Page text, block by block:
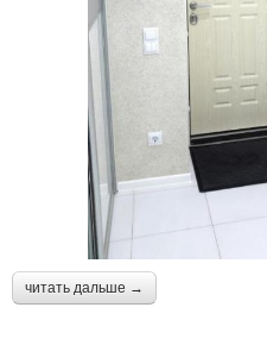
читать дальше →